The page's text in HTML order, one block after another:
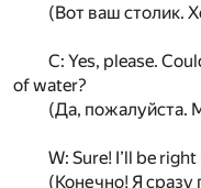
(Вот ваш столик.
C: Yes, please.
of water?
(Да, пожалуйста.
W: Sure! I’ll be
(Конечно! Я